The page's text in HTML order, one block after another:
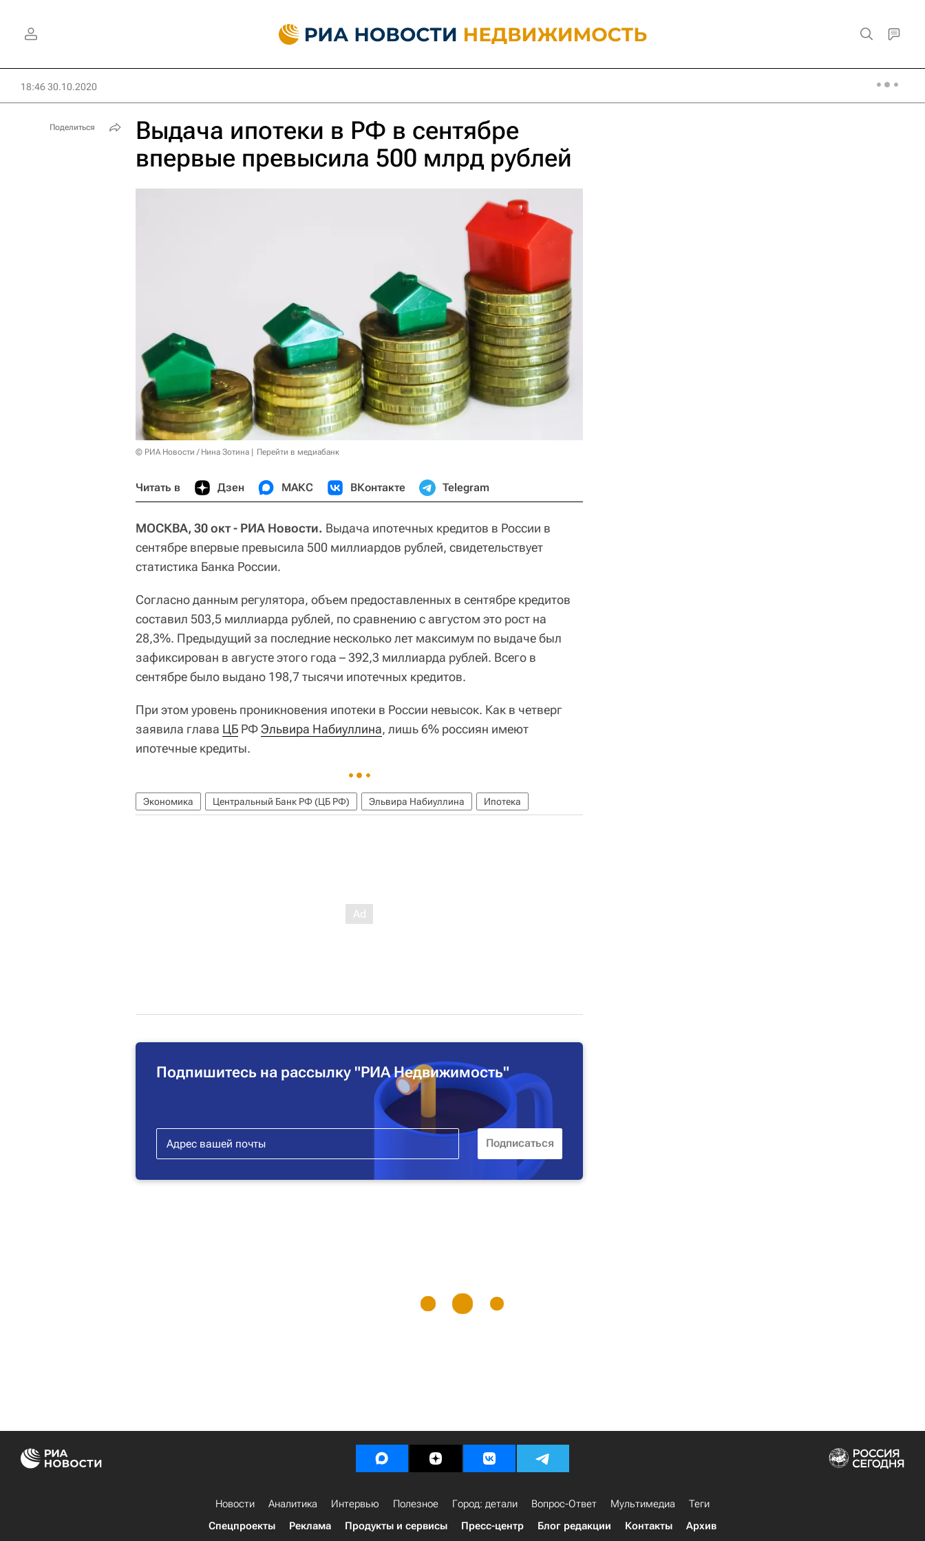
18:46 30.10.2020
Выдача ипотеки в РФ в сентябре
впервые превысила 500 млрд рублей
© РИА Новости / Нина Зотина Перейти в медиабанк
Читать в Дзен МАКС ВКонтакте Telegram
МОСКВА, 30 окт - РИА Новости. Выдача ипотечных кредитов в России в
сентябре впервые превысила 500 миллиардов рублей, свидетельствует
статистика Банка России.
Согласно данным регулятора, объем предоставленных в сентябре кредитов
составил 503,5 миллиарда рублей, по сравнению с августом это рост на
28,3%. Предыдущий за последние несколько лет максимум по выдаче был
зафиксирован в августе этого года – 392,3 миллиарда рублей. Всего в
сентябре было выдано 198,7 тысячи ипотечных кредитов.
При этом уровень проникновения ипотеки в России невысок. Как в четверг
заявила глава ЦБ РФЭльвира Набиуллина, лишь 6% россиян имеют
ипотечные кредиты.
Экономика Центральный Банк РФ (ЦБ РФ) Эльвира Набиуллина Ипотека
Подпишитесь на рассылку "РИА Недвижимость"
Поделиться
Новости Аналитика Интервью Полезное Город: детали Вопрос-Ответ Мультимедиа
Теги
Спецпроекты
Реклама Продукты и сервисы Пресс-центр Блог редакции Контакты Архив